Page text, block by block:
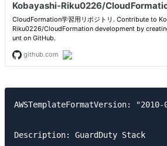
AWSTemplateFormatVersion: "2010-
Description: GuardDuty Stack